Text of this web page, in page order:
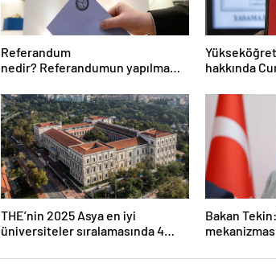
Referandum
nedir? Referandumun yapılma
hakkında
THE’nin 2025 Asya en iyi
üniversiteler sıralamasında 4
Bakan